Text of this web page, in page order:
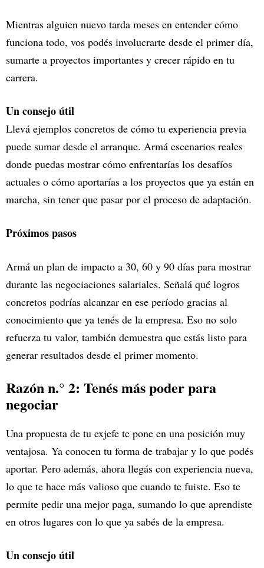
Mientras alguien nuevo tarda meses en entender cómo
funciona todo, vos podés involucrarte desde el primer día,
sumarte a proyectos importantes y crecer rápido en tu
carrera.
Un consejo útil
Llevá ejemplos concretos de cómo tu experiencia previa
puede sumar desde el arranque. Armá escenarios reales
donde puedas mostrar cómo enfrentarías los desafíos
actuales o cómo aportarías a los proyectos que ya están en
marcha, sin tener que pasar por el proceso de adaptación.
Próximos pasos
Armá un plan de impacto a 30, 60 y 90 días para mostrar
durante las negociaciones salariales. Señalá qué logros
concretos podrías alcanzar en ese período gracias al
conocimiento que ya tenés de la empresa. Eso no solo
refuerza tu valor, también demuestra que estás listo para
generar resultados desde el primer momento.
Razón n.° 2: Tenés más poder para
negociar
Una propuesta de tu exjefe te pone en una posición muy
ventajosa. Ya conocen tu forma de trabajar y lo que podés
aportar. Pero además, ahora llegás con experiencia nueva,
lo que te hace más valioso que cuando te fuiste. Eso te
permite pedir una mejor paga, sumando lo que aprendiste
en otros lugares con lo que ya sabés de la empresa.
Un consejo útil